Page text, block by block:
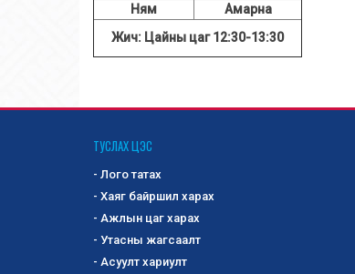
Ням
Амарна
Жич: Цайны цаг 12:30-13:30
ТУСЛАХ ЦЭС
- Лого татах
- Хаяг байршил харах
- Ажлын цаг харах
- Утасны жагсаалт
- Асуулт хариулт